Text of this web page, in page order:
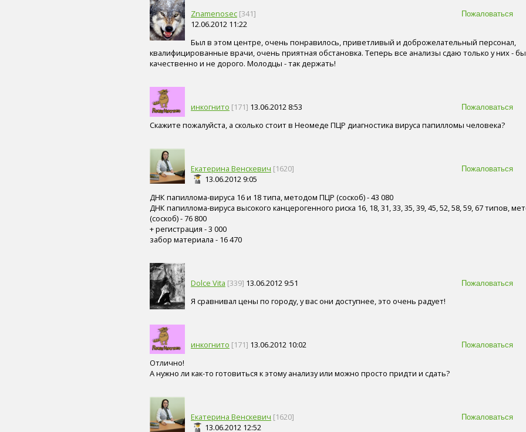
Znamenosec [341]
12.06.2012 11:22
Был в этом центре, очень понравилось, приветливый и доброжелательный персонал,
квалифицированные врачи, очень приятная обстановка. Теперь все анализы сдаю только у них -
качественно и не дорого. Молодцы - так держать!
инкогнито [171] 13.06.2012 8:53
Скажите пожалуйста, а сколько стоит в Неомеде ПЦР диагностика вируса папилломы человека?
Екатерина Венскевич [1620]
13.06.2012 9:05
ДНК папиллома-вируса 16 и 18 типа, методом ПЦР (соскоб) - 43 080
ДНК папиллома-вируса высокого канцерогенного риска 16, 18, 31, 33, 35, 39, 45, 52, 58, 59, 67 типов,
(соскоб) - 76 800
+ регистрация - 3 000
забор материала - 16 470
Dolce Vita [339] 13.06.2012 9:51
Я сравнивал цены по городу, у вас они доступнее, это очень радует!
инкогнито [171] 13.06.2012 10:02
Отлично!
А нужно ли как-то готовиться к этому анализу или можно просто придти и сдать?
Екатерина Венскевич [1620]
13.06.2012 12:52